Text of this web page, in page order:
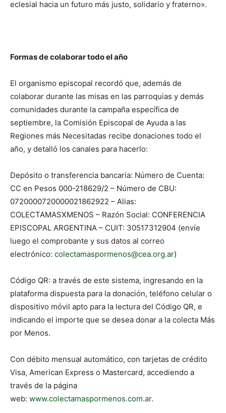
eclesial hacia un futuro más justo, solidario y fraterno».
Formas de colaborar todo el año
El organismo episcopal recordó que, además de
colaborar durante las misas en las parroquias y demás
comunidades durante la campaña específica de
septiembre, la Comisión Episcopal de Ayuda a las
Regiones más Necesitadas recibe donaciones todo el
año, y detalló los canales para hacerlo:
Depósito o transferencia bancaria: Número de Cuenta:
CC en Pesos 000-218629/2 – Número de CBU:
0720000720000021862922 – Alias:
COLECTAMASXMENOS – Razón Social: CONFERENCIA
EPISCOPAL ARGENTINA – CUIT: 30517312904 (envíe
luego el comprobante y sus datos al correo
electrónico: colectamaspormenos@cea.org.ar)
Código QR: a través de este sistema, ingresando en la
plataforma dispuesta para la donación, teléfono celular o
dispositivo móvil apto para la lectura del Código QR, e
indicando el importe que se desea donar a la colecta Más
por Menos.
Con débito mensual automático, con tarjetas de crédito
Visa, American Express o Mastercard, accediendo a
través de la página
web: www.colectamaspormenos.com.ar.